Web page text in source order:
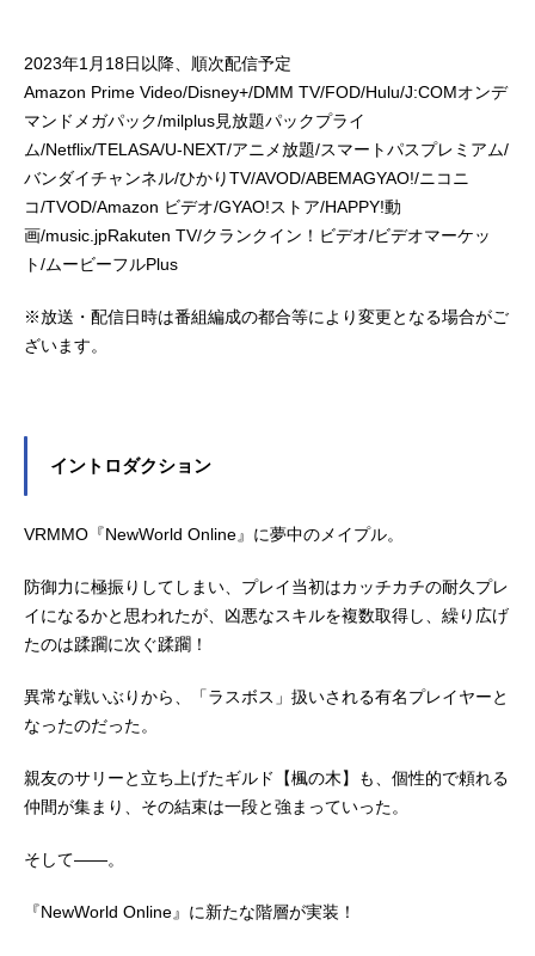
2023年1月18日以降、順次配信予定
Amazon Prime Video/Disney+/DMM TV/FOD/Hulu/J:COMオンデ
マンドメガパック/milplus見放題パックプライ
ム/Netflix/TELASA/U-NEXT/アニメ放題/スマートパスプレミアム/
バンダイチャンネル/ひかりTV/AVOD/ABEMAGYAO!/ニコニ
コ/TVOD/Amazon ビデオ/GYAO!ストア/HAPPY!動
画/music.jpRakuten TV/クランクイン！ビデオ/ビデオマーケッ
ト/ムービーフルPlus
※放送・配信日時は番組編成の都合等により変更となる場合がご
ざいます。
イントロダクション
VRMMO『NewWorld Online』に夢中のメイプル。
防御力に極振りしてしまい、プレイ当初はカッチカチの耐久プレ
イになるかと思われたが、凶悪なスキルを複数取得し、繰り広げ
たのは蹂躙に次ぐ蹂躙！
異常な戦いぶりから、「ラスボス」扱いされる有名プレイヤーと
なったのだった。
親友のサリーと立ち上げたギルド【楓の木】も、個性的で頼れる
仲間が集まり、その結束は一段と強まっていった。
そして――。
『NewWorld Online』に新たな階層が実装！